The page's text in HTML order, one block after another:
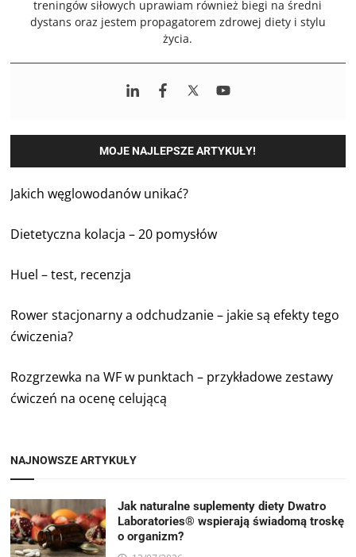
treningów siłowych uprawiam również biegi na średni
dystans oraz jestem propagatorem zdrowej diety i stylu
życia.
MOJE NAJLEPSZE ARTYKUŁY!
Jakich węglowodanów unikać?
Dietetyczna kolacja – 20 pomysłów
Huel – test, recenzja
Rower stacjonarny a odchudzanie – jakie są efekty tego
ćwiczenia?
Rozgrzewka na WF w punktach – przykładowe zestawy
ćwiczeń na ocenę celującą
NAJNOWSZE ARTYKUŁY
Jak naturalne suplementy diety Dwatro
Laboratories® wspierają świadomą troskę
o organizm?